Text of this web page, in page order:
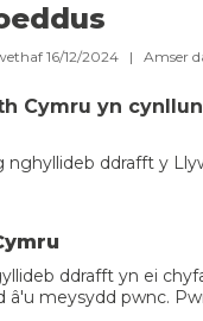
16/12/2024 | Amser
Cymru yn
ddrafft y
ddrafft yn ei
meysydd pwnc.